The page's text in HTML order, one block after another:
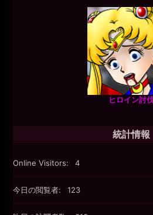
ヒロイン討
統計情報
Online Visitors: 4
今日の閲覧者: 123